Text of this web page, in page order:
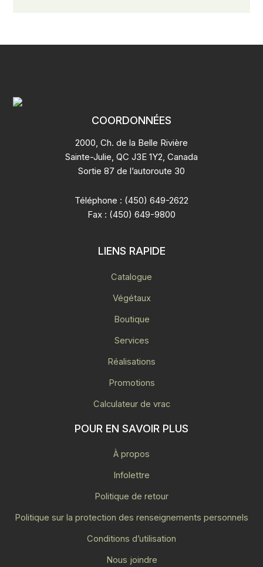
COORDONNÉES
2000, Ch. de la Belle Rivière
Sainte-Julie, QC J3E 1Y2, Canada
Sortie 87 de l’autoroute 30
Téléphone : (450) 649-2622
Fax : (450) 649-9800
LIENS RAPIDE
Catalogue
Végétaux
Boutique
Services
Réalisations
Promotions
Calculateur de vrac
POUR EN SAVOIR PLUS
À propos
Infolettre
Politique de retour
Politique sur la protection des renseignements personnels
Conditions d’utilisation
Nous joindre